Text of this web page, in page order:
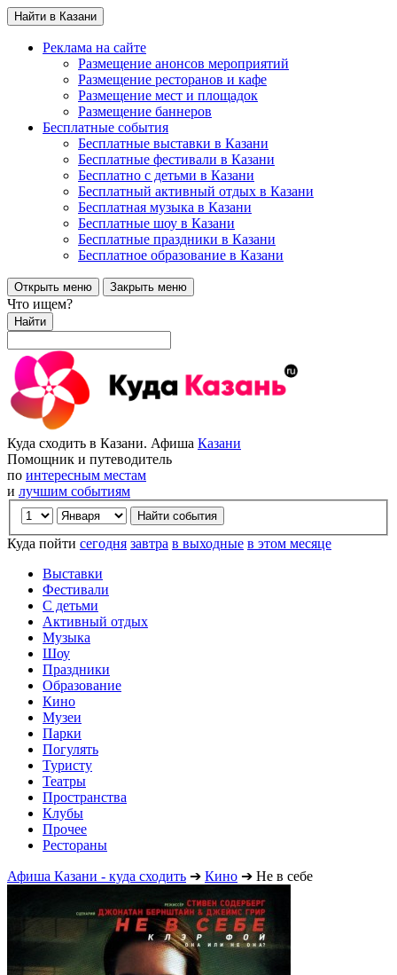
Найти в Казани
Реклама на сайте
Размещение анонсов мероприятий
Размещение ресторанов и кафе
Размещение мест и площадок
Размещение баннеров
Бесплатные события
Бесплатные выставки в Казани
Бесплатные фестивали в Казани
Бесплатно с детьми в Казани
Бесплатный активный отдых в Казани
Бесплатная музыка в Казани
Бесплатные шоу в Казани
Бесплатные праздники в Казани
Бесплатное образование в Казани
Открыть меню Закрыть меню
Что ищем?
Найти
Куда сходить в Казани. Афиша Казани
Помощник и путеводитель
по интересным местам
и лучшим событиям
Куда пойти сегодня завтра в выходные в этом месяце
Выставки
Фестивали
С детьми
Активный отдых
Музыка
Шоу
Праздники
Образование
Кино
Музеи
Парки
Погулять
Туристу
Театры
Пространства
Клубы
Прочее
Рестораны
Афиша Казани - куда сходить ➔ Кино ➔ Не в себе